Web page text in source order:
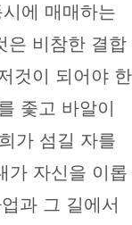
에 매매하는
은 비참한 결합
것이 되어야 한
좇고 바알이
가 섬길 자를
가 자신을 이롭
과 그 길에서